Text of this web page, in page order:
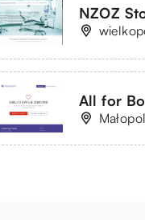
NZOZ
All for